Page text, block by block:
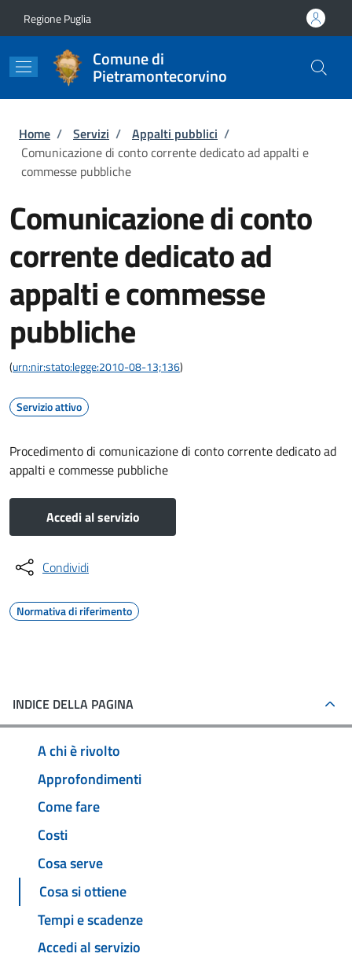
Regione Puglia
Comune di
Pietramontecorvino
Briciole di pane
Home / Servizi / Appalti pubblici /
Comunicazione di conto corrente dedicato ad appalti e
commesse pubbliche
Comunicazione di conto
corrente dedicato ad
appalti e commesse
pubbliche
(urn:nir:stato:legge:2010-08-13;136)
Servizio attivo
Procedimento di comunicazione di conto corrente dedicato ad
appalti e commesse pubbliche
Accedi al servizio
Condividi
Normativa di riferimento
INDICE DELLA PAGINA
A chi è rivolto
Approfondimenti
Come fare
Costi
Cosa serve
Cosa si ottiene
Tempi e scadenze
Accedi al servizio